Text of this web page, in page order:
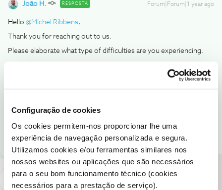
Configuração de cookies
Os cookies permitem-nos proporcionar lhe uma
experiência de navegação personalizada e segura.
Utilizamos cookies e/ou ferramentas similares nos
nossos websites ou aplicações que são necessários
para o seu bom funcionamento técnico (cookies
necessários para a prestação de serviço).
João H. RESPOSTA Forum|Forum|1 year ago
Hello @Michel Ribbens,
Thank you for reaching out to us.
Please elaborate what type of difficulties are you experiencing.
como "Melhor Resposta" e faça "Like" nos melhores comentários.
Siga os perfis da moderação, através da opção "Seguir", para estar
sempre a par das ultimas novidades.